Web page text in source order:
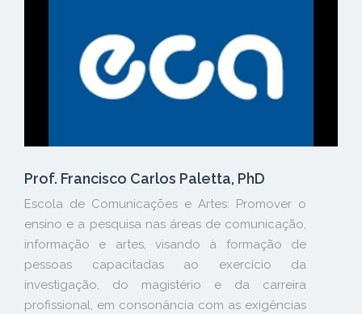
Prof. Francisco Carlos Paletta, PhD
Escola de Comunicações e Artes: Promover o
ensino e a pesquisa nas áreas de comunicação,
informação e artes, visando à formação de
pessoas capacitadas ao exercício da
investigação, do magistério e da carreira
profissional, em consonância com as exigências